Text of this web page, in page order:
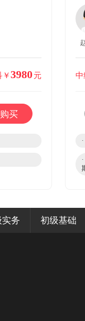
3980元
买
中
务 初级基础